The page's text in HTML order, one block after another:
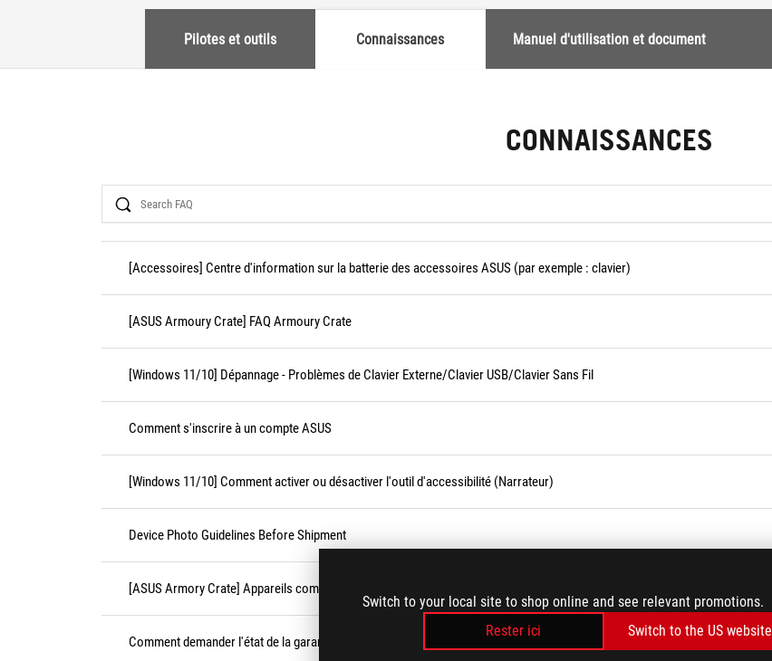
Switch to your local site to shop online and see relevant promotions.
Rester ici
Switch to the US website
Pilotes et outils Connaissances Manuel d'utilisation et document
CONNAISSANCES
Search
[Accessoires] Centre d'information sur la batterie des accessoires ASUS (par exemple : clavier)
[ASUS Armoury Crate] FAQ Armoury Crate
[Windows 11/10] Dépannage - Problèmes de Clavier Externe/Clavier USB/Clavier Sans Fil
Comment s'inscrire à un compte ASUS
[Windows 11/10] Comment activer ou désactiver l'outil d'accessibilité (Narrateur)
Device Photo Guidelines Before Shipment
[ASUS Armory Crate] Appareils compatibles avec Armory Crate
Comment demander l'état de la garantie ?